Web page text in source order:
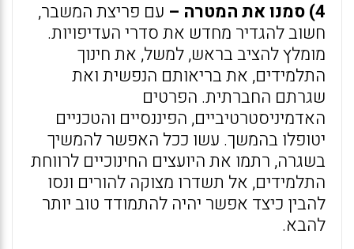
4) סמנו את המטרה –
עם פריצת המשבר,
חשוב להגדיר מחדש את סדרי העדיפויות.
מומלץ להציב בראש, למשל, את חינוך
התלמידים, את בריאותם הנפשית ואת
שגרתם החברתית. הפרטים
האדמיניסטרטיביים, הפיננסיים והטכניים
יטופלו בהמשך. עשו ככל האפשר להמשיך
בשגרה, רתמו את היועצים החינוכיים לרווחת
התלמידים, אל תשדרו מצוקה להורים ונסו
להבין כיצד אפשר יהיה להתמודד טוב יותר
להבא.